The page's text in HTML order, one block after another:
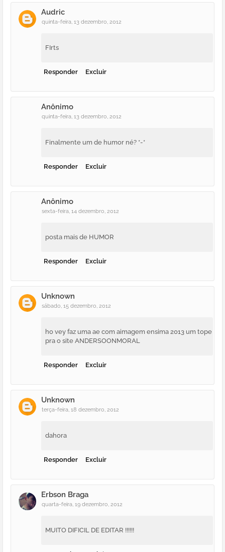
Audric
quinta-feira, 13 dezembro, 2012
FIrts
Responder Excluir
Anônimo
quinta-feira, 13 dezembro, 2012
Finalmente um de humor né? *-*
Responder Excluir
Anônimo
sexta-feira, 14 dezembro, 2012
posta mais de HUMOR
Responder Excluir
Unknown
sábado, 15 dezembro, 2012
ho vey faz uma ae com aimagem ensima 2013 um tope
pra o site ANDERSOONMORAL
Responder Excluir
Unknown
terça-feira, 18 dezembro, 2012
dahora
Responder Excluir
Erbson Braga
quarta-feira, 19 dezembro, 2012
MUITO DIFICIL DE EDITAR !!!!!!